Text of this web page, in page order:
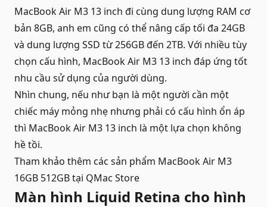
MacBook Air M3 13 inch đi cùng dung lượng RAM cơ
bản 8GB, anh em cũng có thể nâng cấp tối đa 24GB
và dung lượng SSD từ 256GB đến 2TB. Với nhiều tùy
chọn cấu hình, MacBook Air M3 13 inch đáp ứng tốt
nhu cầu sử dụng của người dùng.
Nhìn chung, nếu như bạn là một người cần một
chiếc máy mỏng nhẹ nhưng phải có cấu hình ổn áp
thì MacBook Air M3 13 inch là một lựa chọn không
hề tồi.
Tham khảo thêm các sản phẩm MacBook Air M3
16GB 512GBtại QMac Store
Màn hình Liquid Retina cho hình